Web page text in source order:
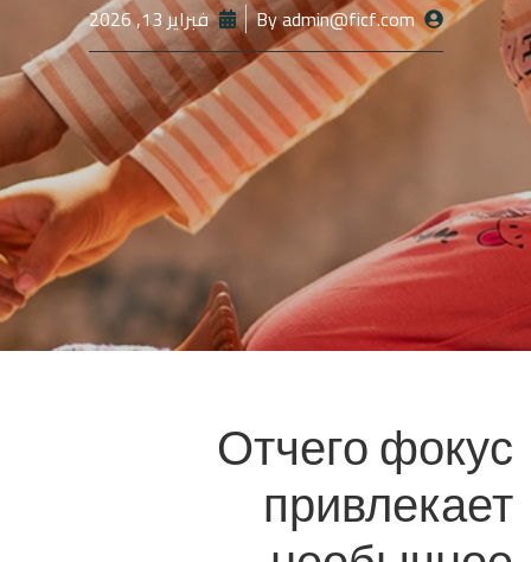
Byadmin@ficf.com فبراير 13, 2026
Отчего фокус
привлекает